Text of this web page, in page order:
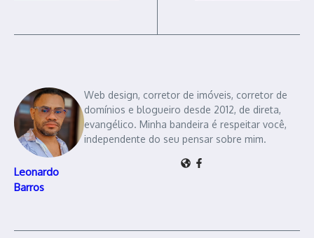
Leonardo
Barros
Web design, corretor de imóveis, corretor de
domínios e blogueiro desde 2012, de direta,
evangélico. Minha bandeira é respeitar você,
independente do seu pensar sobre mim.